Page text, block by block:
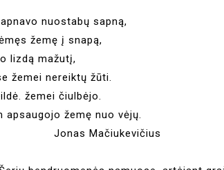
nuostabų sapną,
žemę į snapą,
lizdą mažutį,
žemei nereiktų žūti.
žemei čiulbėjo.
apsaugojo žemę nuo vėjų.
Mačiukevičius